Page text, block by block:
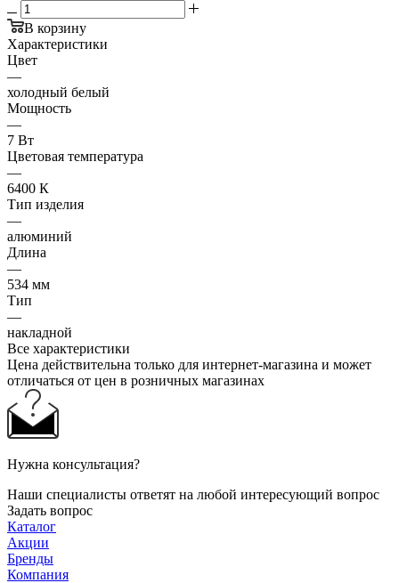
В корзину
Характеристики
Цвет
—
холодный белый
Мощность
—
7 Вт
Цветовая температура
—
6400 К
Тип изделия
—
алюминий
Длина
—
534 мм
Тип
—
накладной
Все характеристики
Цена действительна только для интернет-магазина и может
отличаться от цен в розничных магазинах
Нужна консультация?
Наши специалисты ответят на любой интересующий вопрос
Задать вопрос
Каталог
Акции
Бренды
Компания